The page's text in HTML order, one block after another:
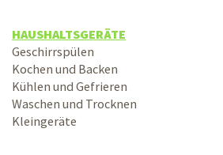
HAUSHALTSGERÄTE
Geschirrspülen
Kochen und Backen
Kühlen und Gefrieren
Waschen und Trocknen
Kleingeräte